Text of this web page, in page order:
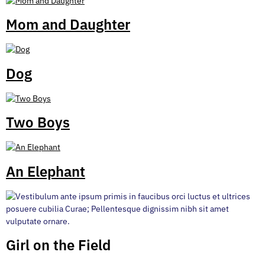
Mom and Daughter
Dog
Two Boys
An Elephant
Girl on the Field